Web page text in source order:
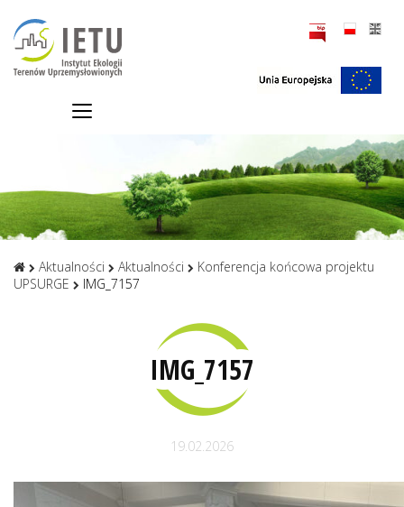
Aktualności Aktualności
Konferencja końcowa projektu
UPSURGE
IMG_7157
IMG_7157
19.02.2026